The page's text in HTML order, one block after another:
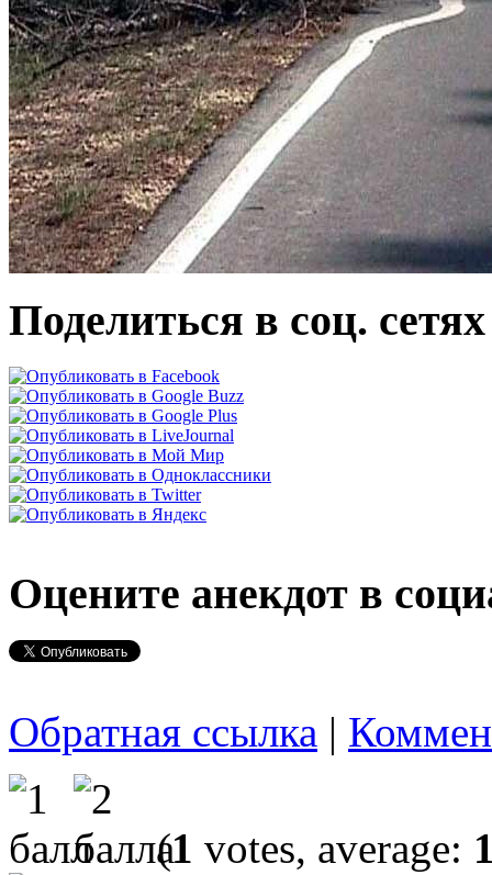
Поделиться в соц. сетях
Оцените анекдот в
Обратная ссылка |
(1 votes, average: